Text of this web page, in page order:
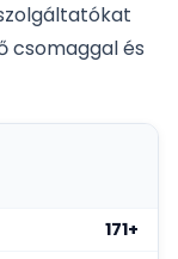
csomaggal és
171+